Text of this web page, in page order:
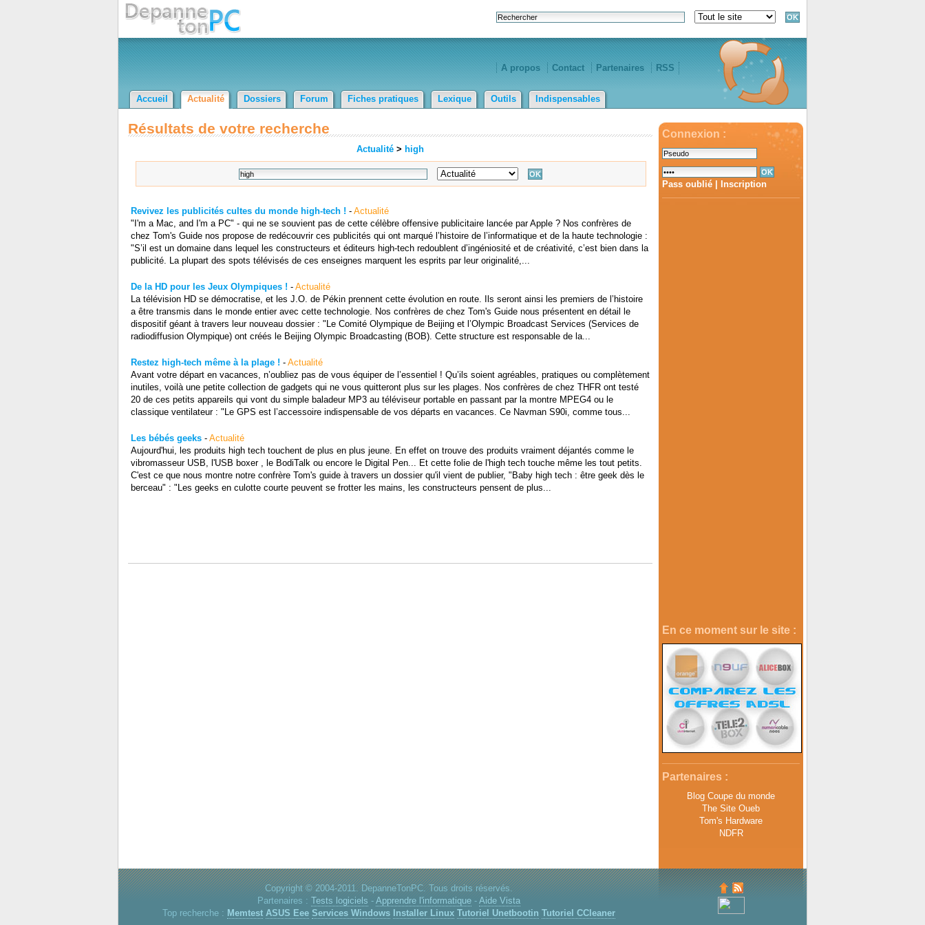
A propos Contact Partenaires RSS
Accueil Actualité Dossiers Forum Fiches pratiques Lexique Outils Indispensables
Connexion :
Pass oublié Inscription
En ce moment sur le site :
Partenaires :
Blog Coupe du monde
The Site Oueb
Tom's Hardware
NDFR
Résultats de votre recherche
Actualité > high
Revivez les publicités cultes du monde high-tech ! - Actualité
"I'm a Mac, and I'm a PC" - qui ne se souvient pas de cette célèbre offensive publicitaire lancée par Apple ? Nos confrères de
chez Tom's Guide nos propose de redécouvrir ces publicités qui ont marqué l’histoire de l’informatique et de la haute technologie :
"S’il est un domaine dans lequel les constructeurs et éditeurs high-tech redoublent d’ingéniosité et de créativité, c’est bien dans la
publicité. La plupart des spots télévisés de ces enseignes marquent les esprits par leur originalité,...
De la HD pour les Jeux Olympiques ! - Actualité
La télévision HD se démocratise, et les J.O. de Pékin prennent cette évolution en route. Ils seront ainsi les premiers de l’histoire
a être transmis dans le monde entier avec cette technologie. Nos confrères de chez Tom's Guide nous présentent en détail le
dispositif géant à travers leur nouveau dossier : "Le Comité Olympique de Beijing et l’Olympic Broadcast Services (Services de
radiodiffusion Olympique) ont créés le Beijing Olympic Broadcasting (BOB). Cette structure est responsable de la...
Restez high-tech même à la plage ! - Actualité
Avant votre départ en vacances, n’oubliez pas de vous équiper de l’essentiel ! Qu’ils soient agréables, pratiques ou complètement
inutiles, voilà une petite collection de gadgets qui ne vous quitteront plus sur les plages. Nos confrères de chez THFR ont testé
20 de ces petits appareils qui vont du simple baladeur MP3 au téléviseur portable en passant par la montre MPEG4 ou le
classique ventilateur : "Le GPS est l’accessoire indispensable de vos départs en vacances. Ce Navman S90i, comme tous...
Les bébés geeks- Actualité
Aujourd'hui, les produits high tech touchent de plus en plus jeune. En effet on trouve des produits vraiment déjantés comme le
vibromasseur USB, l'USB boxer , le BodiTalk ou encore le Digital Pen... Et cette folie de l'high tech touche même les tout petits.
C'est ce que nous montre notre confrère Tom's guide à travers un dossier qu'il vient de publier, "Baby high tech : être geek dès le
berceau" : "Les geeks en culotte courte peuvent se frotter les mains, les constructeurs pensent de plus...
Copyright © 2004-2011. DepanneTonPC. Tous droits réservés.
Partenaires : Tests logiciels - Apprendre l'informatique- Aide Vista
Top recherche : Memtest ASUS Eee Services Windows Installer Linux Tutoriel Unetbootin Tutoriel CCleaner